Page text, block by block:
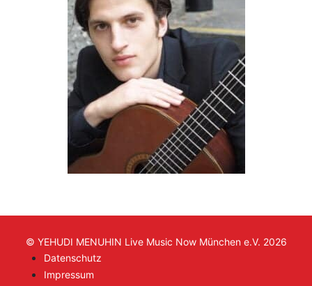
© YEHUDI MENUHIN Live Music Now München e.V. 2026
Datenschutz
Impressum